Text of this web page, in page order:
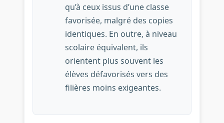
qu’à ceux issus d’une classe
favorisée, malgré des copies
identiques. En outre, à niveau
scolaire équivalent, ils
orientent plus souvent les
élèves défavorisés vers des
filières moins exigeantes.